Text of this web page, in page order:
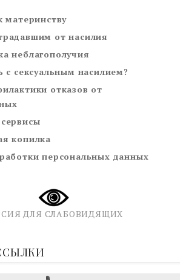
материнству
от насилия
неблагополучия
с сексуальным насилием?
отказов от
копилка
персональных данных
ДЛЯ СЛАБОВИДЯЩИХ